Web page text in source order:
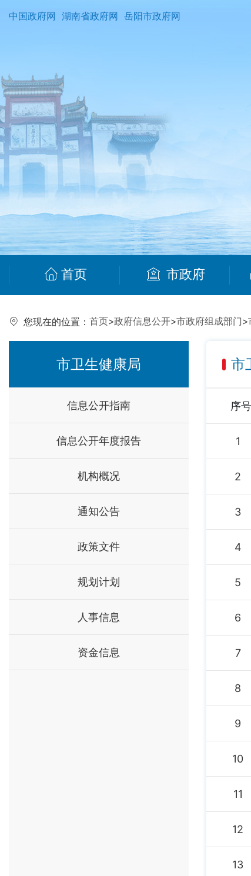
中国政府网 湖南省政府网 岳阳市政府网
首页 市政府
您现在的位置： 首页>政府信息公开>市政府组成部门>
市卫生健康局
信息公开指南
信息公开年度报告
机构概况
通知公告
政策文件
规划计划
人事信息
资金信息
市
序号
1
2
3
4
5
6
7
8
9
10
11
12
13